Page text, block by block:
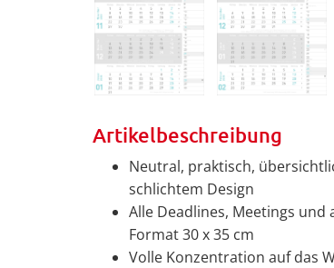
Artikelbeschreibung
Neutral, praktisch,
schlichtem Design
Alle Deadlines, Meetings
Format 30 x 35 cm
Volle Konzentration auf das